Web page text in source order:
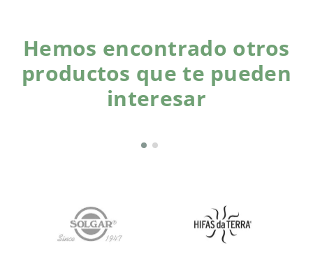
Hemos encontrado otros
productos que te pueden
interesar